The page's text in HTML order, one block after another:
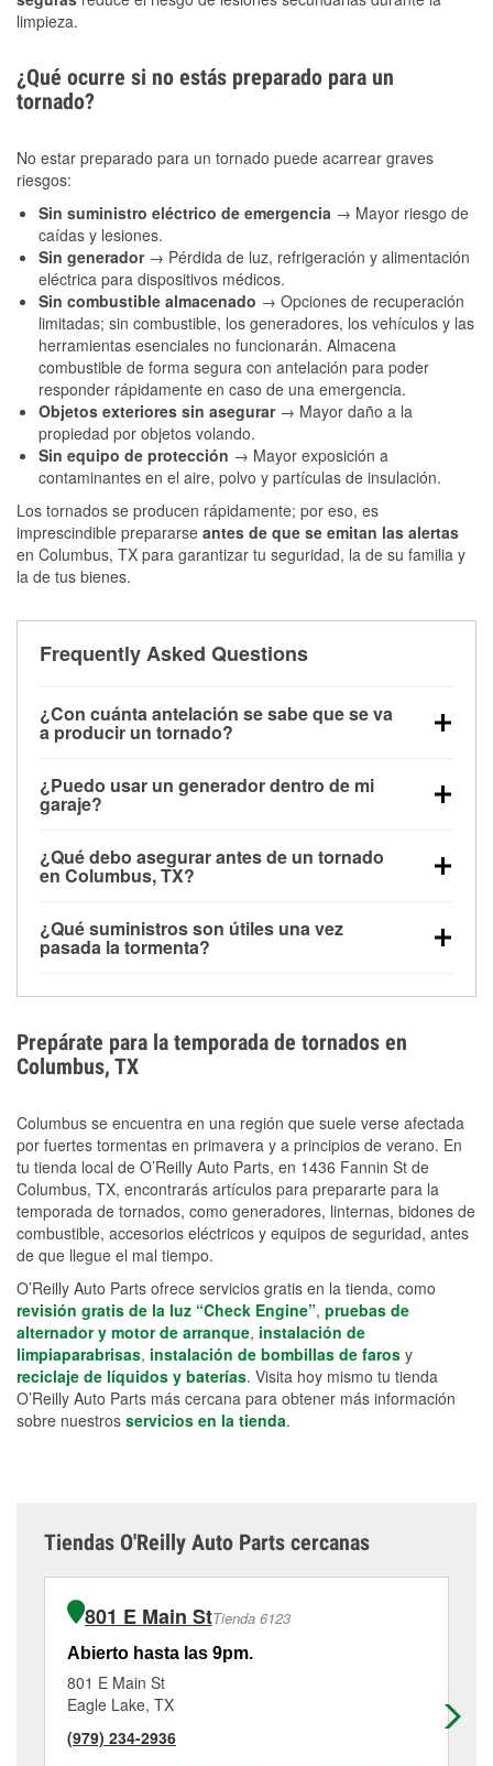
limpieza.
¿Qué ocurre si no estás preparado para un
tornado?
No estar preparado para un tornado puede acarrear graves
riesgos:
Sin suministro eléctrico de emergencia → Mayor riesgo de
caídas y lesiones.
Sin generador → Pérdida de luz, refrigeración y alimentación
eléctrica para dispositivos médicos.
Sin combustible almacenado → Opciones de recuperación
limitadas; sin combustible, los generadores, los vehículos y las
herramientas esenciales no funcionarán. Almacena
combustible de forma segura con antelación para poder
responder rápidamente en caso de una emergencia.
Objetos exteriores sin asegurar → Mayor daño a la
propiedad por objetos volando.
Sin equipo de protección → Mayor exposición a
contaminantes en el aire, polvo y partículas de insulación.
Los tornados se producen rápidamente; por eso, es
imprescindible prepararse antes de que se emitan las alertas
en Columbus, TX para garantizar tu seguridad, la de su familia y
la de tus bienes.
Frequently Asked Questions
¿Con cuánta antelación se sabe que se va
a producir un tornado?
apenas previo aviso. Las alertas pueden emitirse
minutos antes de que toquen tierra, por lo que es
¿Puedo usar un generador dentro de mi
garaje?
una distancia mínima de 20 pies de puertas y
ventanas, para evitar la acumulación de monóxido
¿Qué debo asegurar antes de un tornado
en Columbus, TX?
trampolines y cualquier objeto suelto del jardín
deben asegurarse o guardarse para reducir la
¿Qué suministros son útiles una vez
pasada la tormenta?
ayudan a reducir el riesgo de lesiones durante las
labores de limpiezas.
Prepárate para la temporada de tornados en
Columbus, TX
Columbus se encuentra en una región que suele verse afectada
por fuertes tormentas en primavera y a principios de verano. En
tu tienda local de O’Reilly Auto Parts, en 1436 Fannin St de
Columbus, TX, encontrarás artículos para prepararte para la
temporada de tornados, como generadores, linternas, bidones de
combustible, accesorios eléctricos y equipos de seguridad, antes
de que llegue el mal tiempo.
O’Reilly Auto Parts ofrece servicios gratis en la tienda, como
revisión gratis de la luz “Check Engine”, pruebas de
alternador y motor de arranque, instalación de
limpiaparabrisas, instalación de bombillas de faros y
reciclaje de líquidos y baterías. Visita hoy mismo tu tienda
O’Reilly Auto Parts más cercana para obtener más información
sobre nuestros servicios en la tienda.
Tiendas O'Reilly Auto Parts cercanas
801 E Main StTienda 6123
Abierto hasta las 9pm.
801 E Main St
Eagle Lake, TX
(979) 234-2936